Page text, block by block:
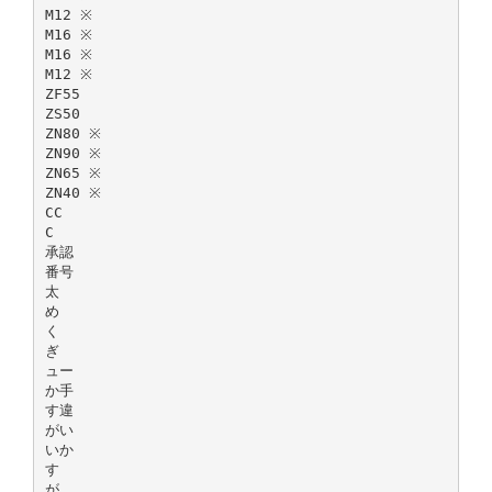
M12 ※
M16 ※
M16 ※
M12 ※
ZF55
ZS50
ZN80 ※
ZN90 ※
ZN65 ※
ZN40 ※
CC
C
承認
番号
太
め
く
ぎ
ュー
か手
す違
がい
いか
す
が